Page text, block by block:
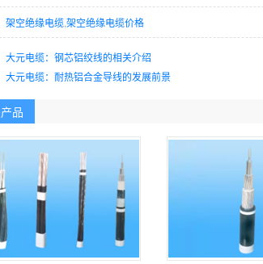
架空绝缘电缆架空绝缘电缆价格
大元电缆：钢芯铝绞线的相关介绍
大元电缆：耐热铝合金导线的发展前景
品